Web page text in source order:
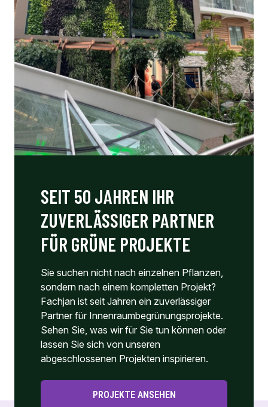
SEIT 50 JAHREN IHR
ZUVERLÄSSIGER PARTNER
FÜR GRÜNE PROJEKTE
Sie suchen nicht nach einzelnen Pflanzen,
sondern nach einem kompletten Projekt?
Fachjan ist seit Jahren ein zuverlässiger
Partner für Innenraumbegrünungsprojekte.
Sehen Sie, was wir für Sie tun können oder
lassen Sie sich von unseren
abgeschlossenen Projekten inspirieren.
PROJEKTE ANSEHEN